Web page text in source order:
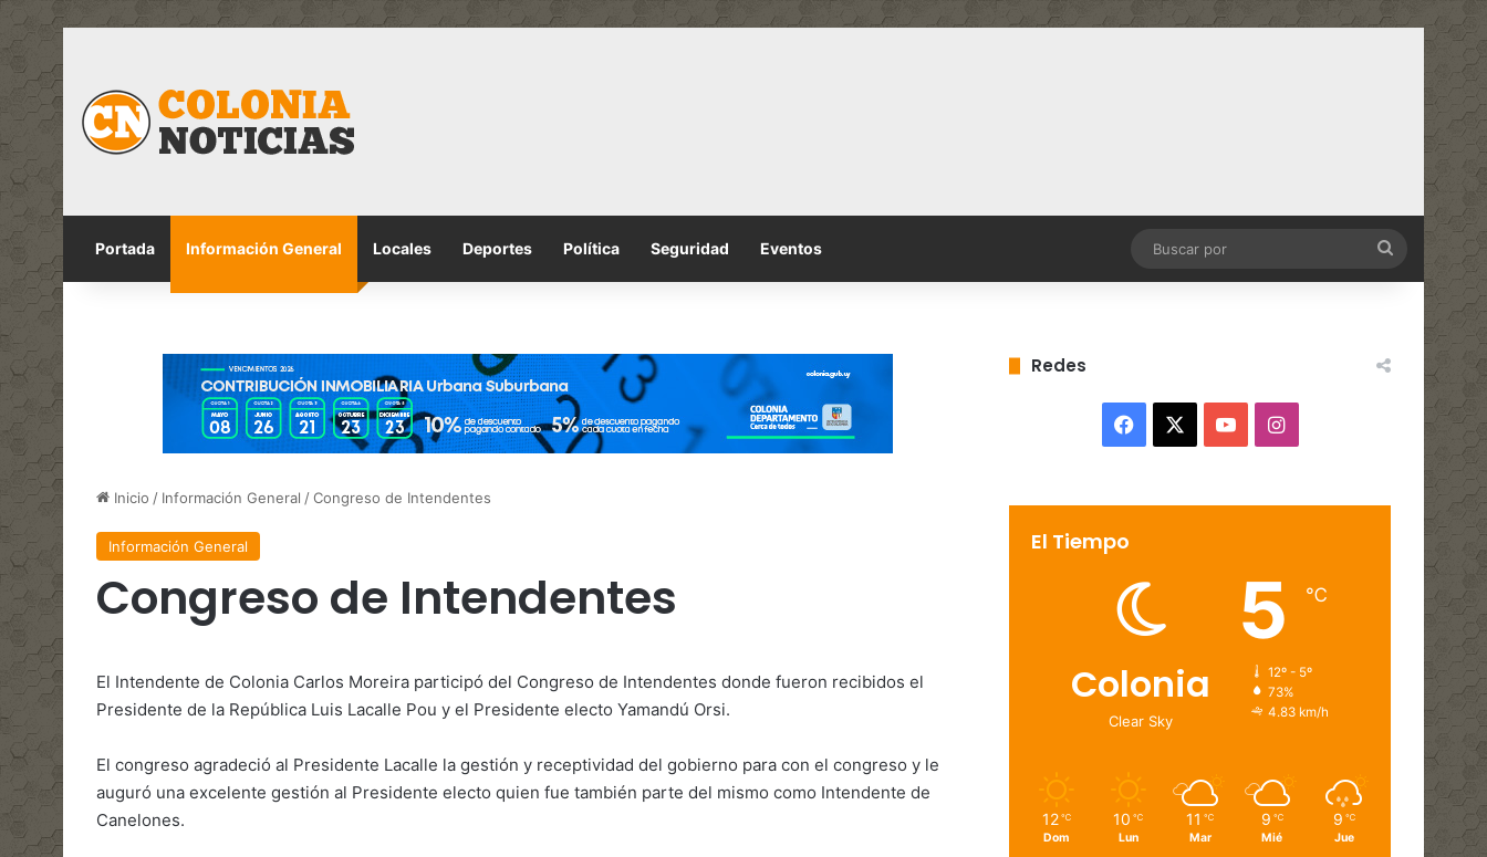
Portada Información General Locales Deportes Política Seguridad Eventos
por
Inicio / Información General /Congreso de Intendentes
Información General
Congreso de Intendentes
El Intendente de Colonia Carlos Moreira participó del Congreso de Intendentes donde fueron recibidos el
Presidente de la República Luis Lacalle Pou y el Presidente electo Yamandú Orsi.
El congreso agradeció al Presidente Lacalle la gestión y receptividad del gobierno para con el congreso y le
auguró una excelente gestión al Presidente electo quien fue también parte del mismo como Intendente de
Canelones.
Redes
Facebook YouTubeInstagram
El Tiempo
Colonia
Clear Sky
5 ℃
12º - 5º
73%
4.83 km/h
12 ℃
Dom
10 ℃
Lun
11 ℃
Mar
9 ℃
Mié
9 ℃
Jue